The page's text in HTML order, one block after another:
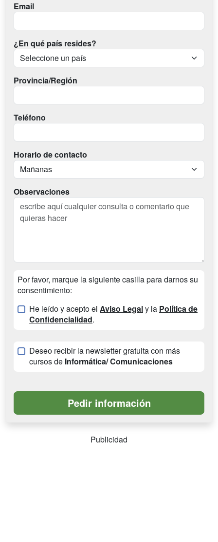
Email
¿En qué país resides?
Provincia/Región
Teléfono
Horario de contacto
Observaciones
Por favor, marque la siguiente casilla para darnos su
consentimiento:
He leído y acepto el Aviso Legaly la Política de
Confidencialidad.
Deseo recibir la newsletter gratuita con más
cursos de Informática/ Comunicaciones
Publicidad